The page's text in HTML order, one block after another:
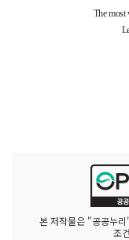
본 저작물은 "공공누
조